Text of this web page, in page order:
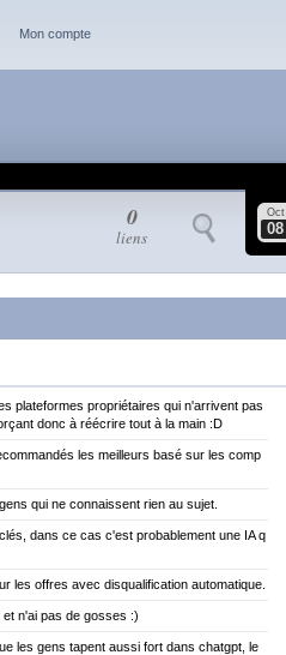
Mon compte
Oct
08
0
liens
plateformes propriétaires qui n'arrivent pas
donc à réécrire tout à la main :D
les meilleurs basé sur les comp
qui ne connaissent rien au sujet.
dans ce cas c'est probablement une IA q
les offres avec disqualification automatique.
n'ai pas de gosses :)
les gens tapent aussi fort dans chatgpt, le